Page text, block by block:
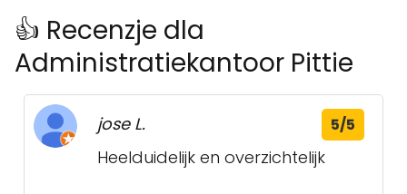
👍 Recenzje dla
Administratiekantoor Pittie
jose L. 5/5
Heelduidelijk en overzichtelijk